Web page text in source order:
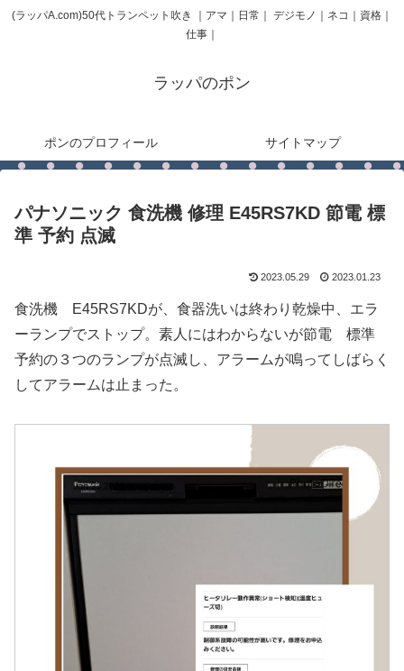
(ラッパA.com)50代トランペット吹き ｜アマ｜日常｜ デジモノ｜ネコ｜資格｜
仕事｜
ラッパのポン
ポンのプロフィール サイトマップ
パナソニック 食洗機 修理 E45RS7KD 節電 標
準 予約 点滅
2023.05.29 2023.01.23
食洗機 E45RS7KDが、食器洗いは終わり乾燥中、エラ
ーランプでストップ。素人にはわからないが節電 標準
予約の３つのランプが点滅し、アラームが鳴ってしばらく
してアラームは止まった。